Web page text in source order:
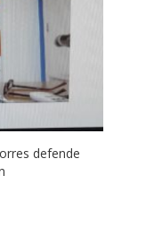
defende